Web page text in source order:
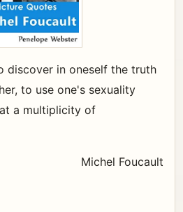
discover in oneself the truth
to use one's sexuality
a multiplicity of
Michel Foucault